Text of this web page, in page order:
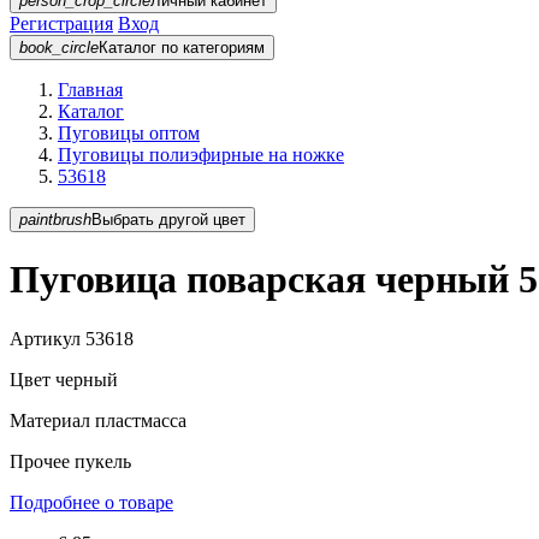
Регистрация Вход
book_circleКаталог по категориям
Главная
Каталог
Пуговицы оптом
Пуговицы полиэфирные на ножке
53618
paintbrush Выбрать другой цвет
Пуговица поварская черный
Артикул 53618
Цвет черный
Материал пластмасса
Прочее пукель
Подробнее о товаре